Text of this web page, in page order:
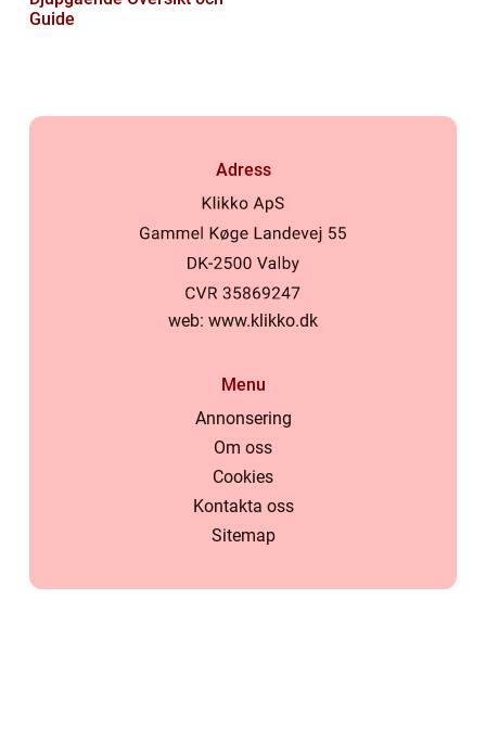
Guide
Adress
web: www.klikko.dk
Menu
Annonsering
Om oss
Cookies
Kontakta oss
Sitemap